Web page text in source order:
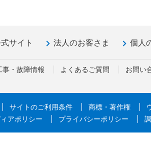
サイト 法人のお客さま 個人
事・故障情報 よくあるご質問 お問い
サイトのご利用条件 商標・著作権
アポリシー
プライバシーポリシー